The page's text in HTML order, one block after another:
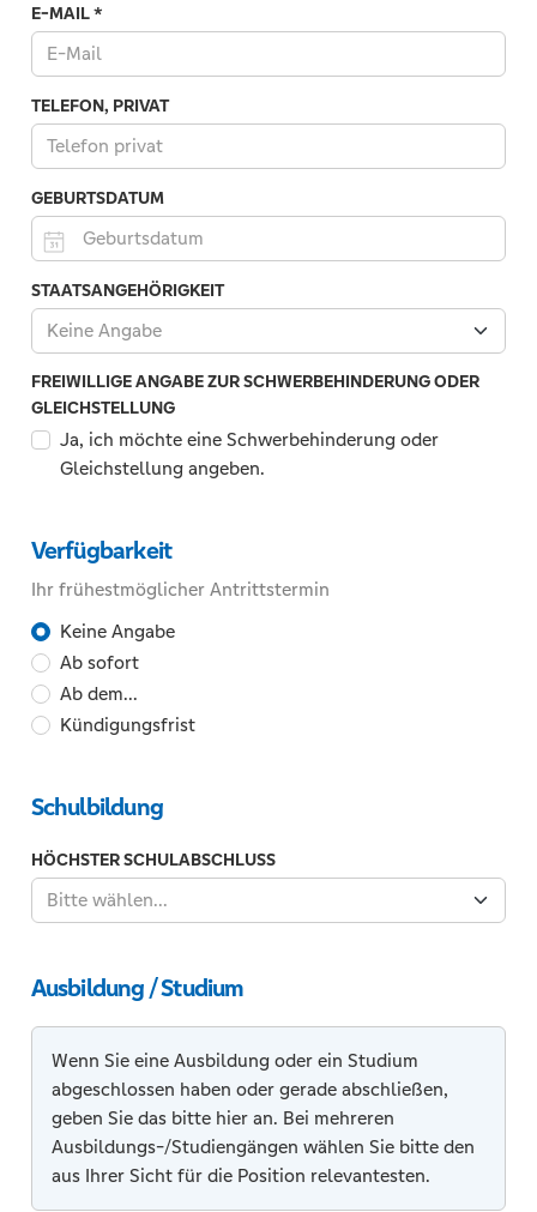
E-MAIL*
TELEFON, PRIVAT
sind
nur
Zahlen
und
die
Zeichen
Plus,
Minus,
Klammern
und
erlaubt.
GEBURTSDATUM
Beispiel:
01.10.2026
STAATSANGEHÖRIGKEIT
Keine Angabe
FREIWILLIGE ANGABE ZUR SCHWERBEHINDERUNG ODER
GLEICHSTELLUNG
Ja, ich möchte eine Schwerbehinderung oder
Gleichstellung angeben.
Verfügbarkeit
Ihr frühestmöglicher Antrittstermin
Ihr
frühestmöglicher
Antrittstermin
Keine Angabe
Ab sofort
Ab dem...
Kündigungsfrist
Schulbildung
HÖCHSTER SCHULABSCHLUSS
Bitte wählen...
Ausbildung / Studium
Wenn Sie eine Ausbildung oder ein Studium
abgeschlossen haben oder gerade abschließen,
geben Sie das bitte hier an. Bei mehreren
Ausbildungs-/Studiengängen wählen Sie bitte den
aus Ihrer Sicht für die Position relevantesten.